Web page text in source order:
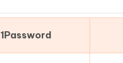
1Password